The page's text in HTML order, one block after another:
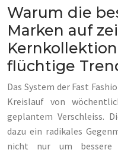
Warum die
Marken auf
flüchtige
Das System der Fast
Kreislauf von
geplantem Verschleiss.
dazu ein radikales
nicht nur um bessere